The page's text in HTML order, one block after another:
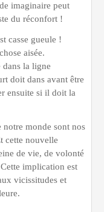
imaginaire peut
du réconfort !
casse gueule !
aisée.
dans la ligne
doit dans avant être
ensuite si il doit la
monde sont nos
cette nouvelle
de vie, de volonté
implication est
vicissitudes et